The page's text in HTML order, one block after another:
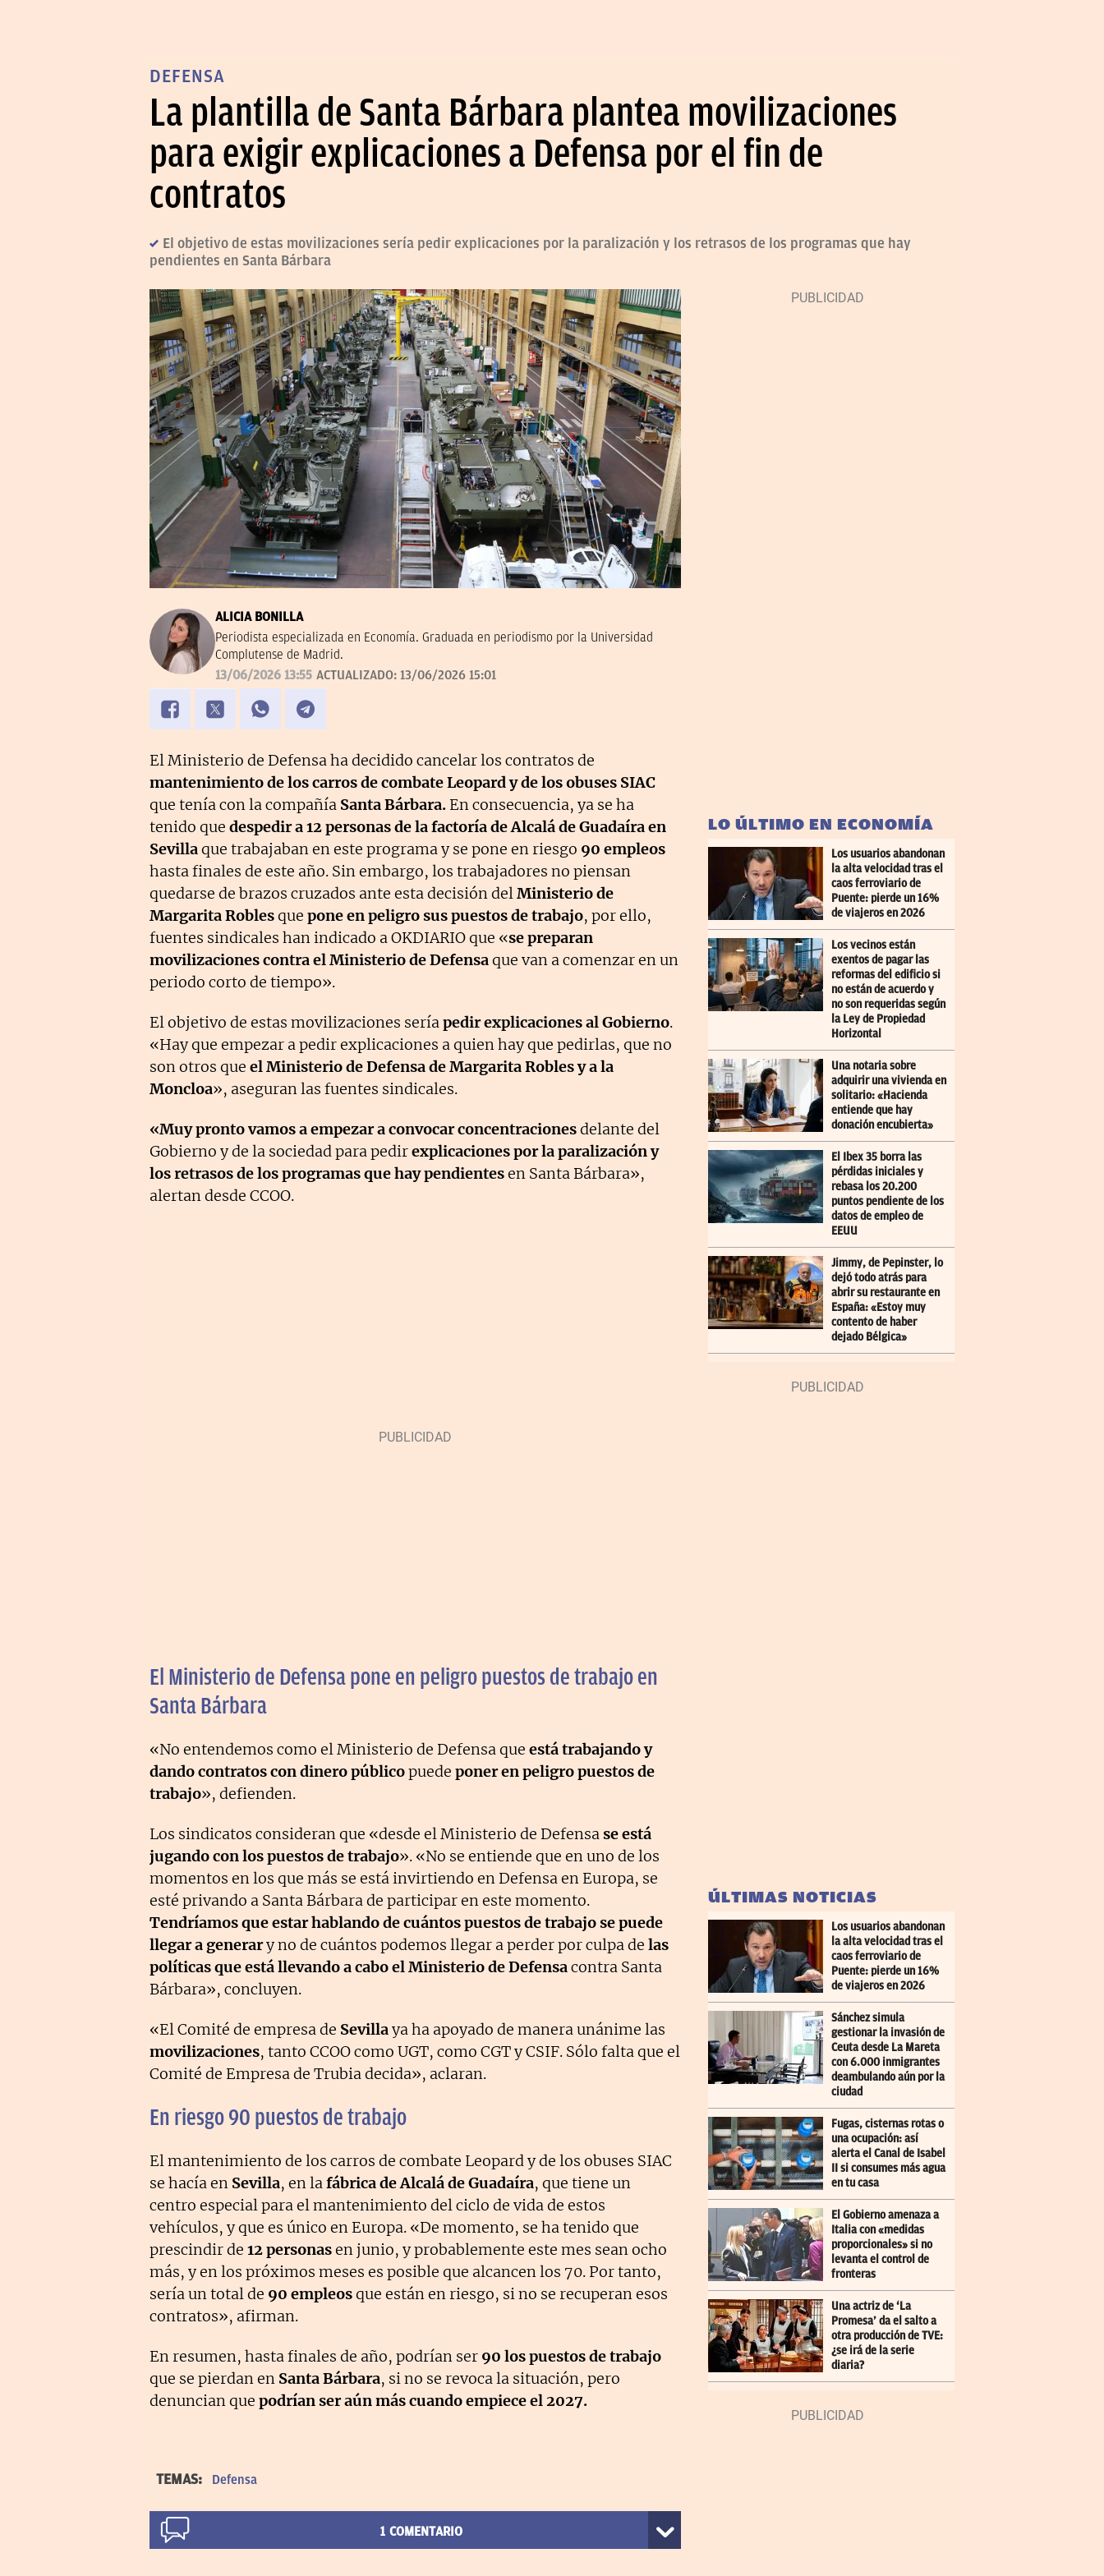
DEFENSA
La plantilla de Santa Bárbara plantea movilizaciones
para exigir explicaciones a Defensa por el fin de
contratos
El objetivo de estas movilizaciones sería pedir explicaciones por la paralización y los retrasos de los programas que hay
pendientes en Santa Bárbara
ALICIA BONILLA
Periodista especializada en Economía. Graduada en periodismo por la Universidad
Complutense de Madrid.
13/06/2026 13:55 ACTUALIZADO: 13/06/2026 15:01
El Ministerio de Defensa ha decidido cancelar los contratos de
mantenimiento de los carros de combate Leopard y de los obuses SIAC
que tenía con la compañía Santa Bárbara. En consecuencia, ya se ha
tenido que despedir a 12 personas de la factoría de Alcalá de Guadaíra en
Sevillaque trabajaban en este programa y se pone en riesgo 90 empleos
hasta finales de este año. Sin embargo, los trabajadores no piensan
quedarse de brazos cruzados ante esta decisión delMinisterio de
Margarita Roblesque pone en peligro sus puestos de trabajo, por ello,
fuentes sindicales han indicado a OKDIARIO que «se preparan
movilizaciones contra el Ministerio de Defensaque van a comenzar en un
periodo corto de tiempo».
El objetivo de estas movilizaciones seríapedir explicaciones al Gobierno.
«Hay que empezar a pedir explicaciones a quien hay que pedirlas, que no
son otros que el Ministerio de Defensa de Margarita Robles y a la
Moncloa», aseguran las fuentes sindicales.
«Muy pronto vamos a empezar a convocar concentracionesdelante del
Gobierno y de la sociedad para pedirexplicaciones por la paralización y
los retrasos de los programas que hay pendientesen Santa Bárbara»,
alertan desde CCOO.
El Ministerio de Defensa pone en peligro puestos de trabajo en
Santa Bárbara
«No entendemos como el Ministerio de Defensa que está trabajando y
dando contratos con dinero públicopuede poner en peligro puestos de
trabajo», defienden.
Los sindicatos consideran que «desde el Ministerio de Defensase está
jugando con los puestos de trabajo». «No se entiende que en uno de los
momentos en los que más se está invirtiendo en Defensa en Europa, se
esté privando a Santa Bárbara de participar en este momento.
Tendríamos que estar hablando de cuántos puestos de trabajo se puede
llegar a generary no de cuántos podemos llegar a perder por culpa de las
políticas que está llevando a cabo el Ministerio de Defensacontra Santa
Bárbara», concluyen.
«El Comité de empresa de Sevillaya ha apoyado de manera unánime las
movilizaciones, tanto CCOO como UGT, como CGT y CSIF. Sólo falta que el
Comité de Empresa de Trubia decida», aclaran.
En riesgo 90 puestos de trabajo
El mantenimiento de los carros de combate Leopard y de los obuses SIAC
se hacía en Sevilla, en lafábrica de Alcalá de Guadaíra, que tiene un
centro especial para el mantenimiento del ciclo de vida de estos
vehículos, y que es único en Europa. «De momento, se ha tenido que
prescindir de 12 personasen junio, y probablemente este mes sean ocho
más, y en los próximos meses es posible que alcancen los 70. Por tanto,
sería un total de 90 empleosque están en riesgo, si no se recuperan esos
contratos», afirman.
En resumen, hasta finales de año, podrían ser 90 los puestos de trabajo
que se pierdan en Santa Bárbara, si no se revoca la situación, pero
denuncian que podrían ser aún más cuando empiece el 2027.
TEMAS: Defensa
1 COMENTARIO
LO ÚLTIMO EN ECONOMÍA
Los usuarios abandonan
la alta velocidad tras el
caos ferroviario de
Puente: pierde un 16%
de viajeros en 2026
Los vecinos están
exentos de pagar las
reformas del edificio si
no están de acuerdo y
no son requeridas según
la Ley de Propiedad
Horizontal
Una notaria sobre
adquirir una vivienda en
solitario: «Hacienda
entiende que hay
donación encubierta»
El Ibex 35 borra las
pérdidas iniciales y
rebasa los 20.200
puntos pendiente de los
datos de empleo de
EEUU
Jimmy, de Pepinster, lo
dejó todo atrás para
abrir su restaurante en
España: «Estoy muy
contento de haber
dejado Bélgica»
ÚLTIMAS NOTICIAS
Los usuarios abandonan
la alta velocidad tras el
caos ferroviario de
Puente: pierde un 16%
de viajeros en 2026
Sánchez simula
gestionar la invasión de
Ceuta desde La Mareta
con 6.000 inmigrantes
deambulando aún por la
ciudad
Fugas, cisternas rotas o
una ocupación: así
alerta el Canal de Isabel
II si consumes más agua
en tu casa
El Gobierno amenaza a
Italia con «medidas
proporcionales» si no
levanta el control de
fronteras
Una actriz de ‘La
Promesa’ da el salto a
otra producción de TVE:
¿se irá de la serie
diaria?